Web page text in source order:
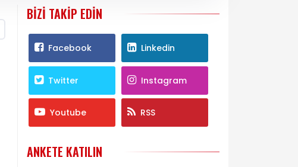
BIZI TAKIP EDIN
Facebook Linkedin
Twitter Instagram
Youtube RSS
ANKETE KATILIN